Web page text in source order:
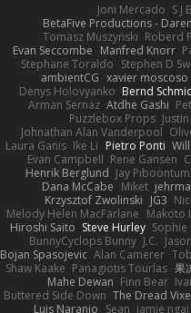
Joni Mercado S J
BetaFive Productions -
Tomasz Muszyński Roberd
Evan Seccombe Manfred Knorr
Stephane Toraldo Stephen D
ambientCG xavier moscoso
Denys Holovyanko Bernd
Arman Sernaz Atdhe Gashi
Puzzlebox Props Justin
Johnathan Alan Vanderpool
Laura Ganis Ike Li Pietro Ponti
Evan Campbell Rene Gansen
Henrik Berglund Jay Piboontum
Dana McCabe Miket
Krzysztof Zwolinski JG3
Melody Helen MacFarlane Makoto
Hiroshi Saito Steve Hurley
BunnyCyclops Bunny J.C.
Bojan Spasojevic Alan Camerer
Shaw Kaake Panagiotis Tourlas 果
Mahe Dewan Finn Bear
Buttered Side Down The Dread
Luis Naranjo Sean jamie